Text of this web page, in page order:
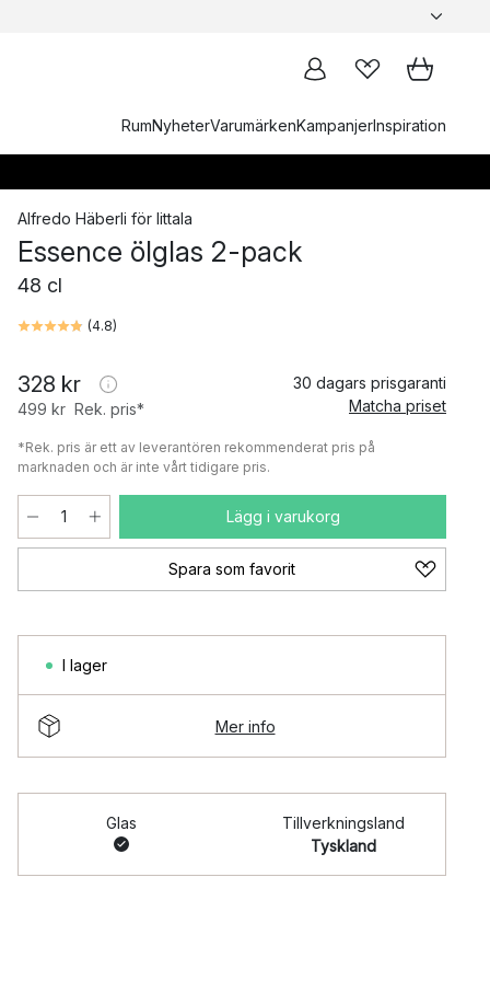
RumNyheterVarumärkenKampanjerInspiration
Alfredo Häberli för Iittala
Essence ölglas 2-pack
48 cl
(4.8)
328 kr
499 kr Rek. pris*
30 dagars prisgaranti
Matcha priset
*Rek. pris är ett av leverantören rekommenderat pris på
marknaden och är inte vårt tidigare pris.
Lägg i varukorg
Spara som favorit
I lager
Mer info
Glas
Tillverkningsland
Tyskland